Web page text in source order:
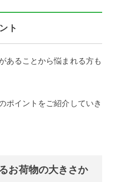
ト
あることから悩まれる方も
ポイントをご紹介していき
お荷物の大きさか